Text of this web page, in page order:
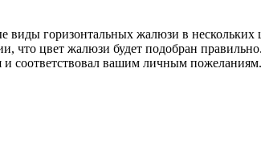
виды горизонтальных жалюзи в
что цвет жалюзи будет подобран
и соответствовал вашим личным пожеланиям.